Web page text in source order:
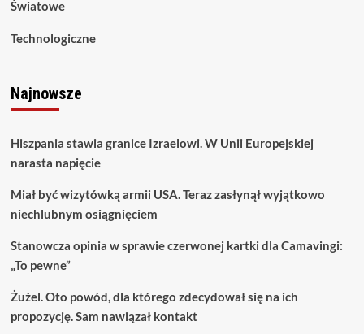
Światowe
Technologiczne
Najnowsze
Hiszpania stawia granice Izraelowi. W Unii Europejskiej
narasta napięcie
Miał być wizytówką armii USA. Teraz zasłynął wyjątkowo
niechlubnym osiągnięciem
Stanowcza opinia w sprawie czerwonej kartki dla Camavingi:
„To pewne”
Żużel. Oto powód, dla którego zdecydował się na ich
propozycję. Sam nawiązał kontakt